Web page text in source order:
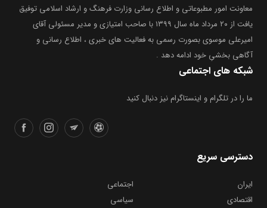
معاونت امور مطبوعاتی و اطلاع رسانی وزارت فرهنگ و ارشاد اسلامی توفیق
یافت از ۲۰ مرداد ماه سال ۱۳۹۹ با صاحب امتیازی و مدیر مسئولی آقای
امیرعلی موسوی بصورت رسمی به فعالیت های خبری ، اطلاع رسانی و
آگاهی بخشیِ خود ادامه دهد .
شبکه های اجتماعی
ما را در تلگرام و اینستاگرام نیز دنبال کنید
دسترسی سریع
ایران
اجتماعی
اقتصادی
سیاسی